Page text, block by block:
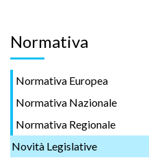
Normativa
Normativa Europea
Normativa Nazionale
Normativa Regionale
Novità Legislative